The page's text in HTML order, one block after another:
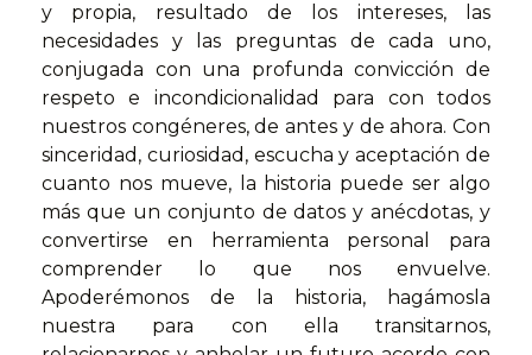
y propia, resultado de los intereses, las
necesidades y las preguntas de cada uno,
conjugada con una profunda convicción de
respeto e incondicionalidad para con todos
nuestros congéneres, de antes y de ahora. Con
sinceridad, curiosidad, escucha y aceptación de
cuanto nos mueve, la historia puede ser algo
más que un conjunto de datos y anécdotas, y
convertirse en herramienta personal para
comprender lo que nos envuelve.
Apoderémonos de la historia, hagámosla
nuestra para con ella transitarnos,